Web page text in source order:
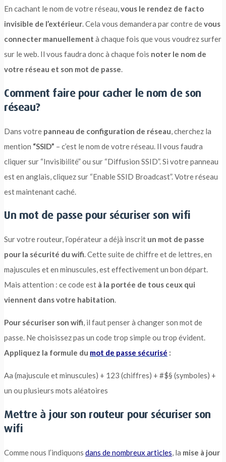
En cachant le nom de votre réseau,vous le rendez de facto
invisible de l’extérieur. Cela vous demandera par contre devous
connecter manuellement à chaque fois que vous voudrez surfer
sur le web. Il vous faudra donc à chaque fois noter le nom de
votre réseau et son mot de passe.
Comment faire pour cacher le nom de son
réseau?
Dans votre panneau de configuration de réseau, cherchez la
mention “SSID” – c’est le nom de votre réseau. Il vous faudra
cliquer sur “Invisibilité” ou sur “Diffusion SSID”. Si votre panneau
est en anglais, cliquez sur “Enable SSID Broadcast”. Votre réseau
est maintenant caché.
Un mot de passe pour sécuriser son wifi
Sur votre routeur, l’opérateur a déjà inscrit un mot de passe
pour la sécurité du wifi. Cette suite de chiffre et de lettres, en
majuscules et en minuscules, est effectivement un bon départ.
Mais attention : ce code est à la portée de tous ceux qui
viennent dans votre habitation.
Pour sécuriser son wifi, il faut penser à changer son mot de
passe. Ne choisissez pas un code trop simple ou trop évident.
Appliquez la formule du mot de passe sécurisé :
Aa (majuscule et minuscules) + 123 (chiffres) + #$§ (symboles) +
un ou plusieurs mots aléatoires
Mettre à jour son routeur pour sécuriser son
wifi
Comme nous l’indiquons dans de nombreux articles, la mise à jour